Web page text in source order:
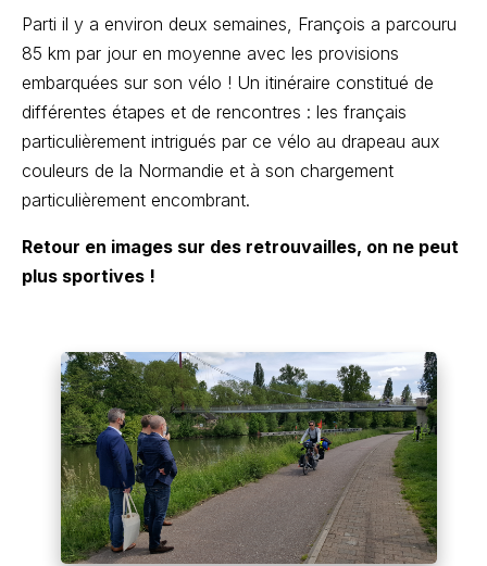
Parti il y a environ deux semaines, François a parcouru
85 km par jour en moyenne avec les provisions
embarquées sur son vélo ! Un itinéraire constitué de
différentes étapes et de rencontres : les français
particulièrement intrigués par ce vélo au drapeau aux
couleurs de la Normandie et à son chargement
particulièrement encombrant.
Retour en images sur des retrouvailles, on ne peut
plus sportives !